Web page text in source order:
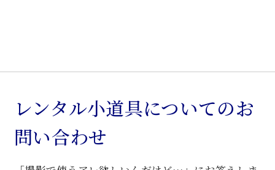
勉
強
机
レンタル小道具についてのお
問い合わせ